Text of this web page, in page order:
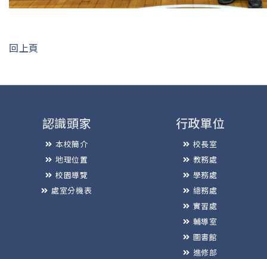
回上頁
認識頭家
本校簡介
地理位置
校園導覽
處室分機表
行政單位
校長室
教務處
學務處
總務處
實習處
輔導室
圖書館
進修部